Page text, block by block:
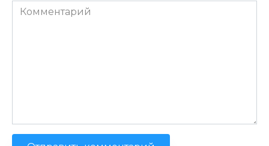
Комментарий